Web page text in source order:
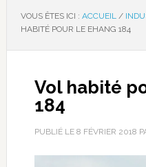
VOUS ÊTES ICI : ACCUEIL /
HABITÉ POUR LE EHANG 184
Vol habité
184
PUBLIÉ LE 8 FÉVRIER 2018